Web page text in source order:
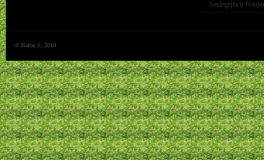
Saulėgrįža ir
© Baltai.lt, 2010